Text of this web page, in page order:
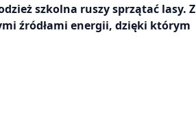
szkolna ruszy sprzątać lasy. Z
źródłami energii, dzięki którym